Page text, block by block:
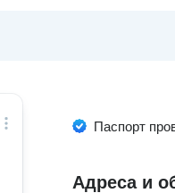
Паспорт
Адреса и